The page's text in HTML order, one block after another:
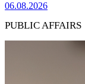
06.08.2026
PUBLIC AFFAIRS